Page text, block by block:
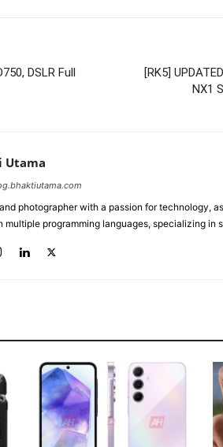
DSLR Full
[RK5]
NX1
Utama
photographer with a passion for technology,
multiple programming languages, specializing in